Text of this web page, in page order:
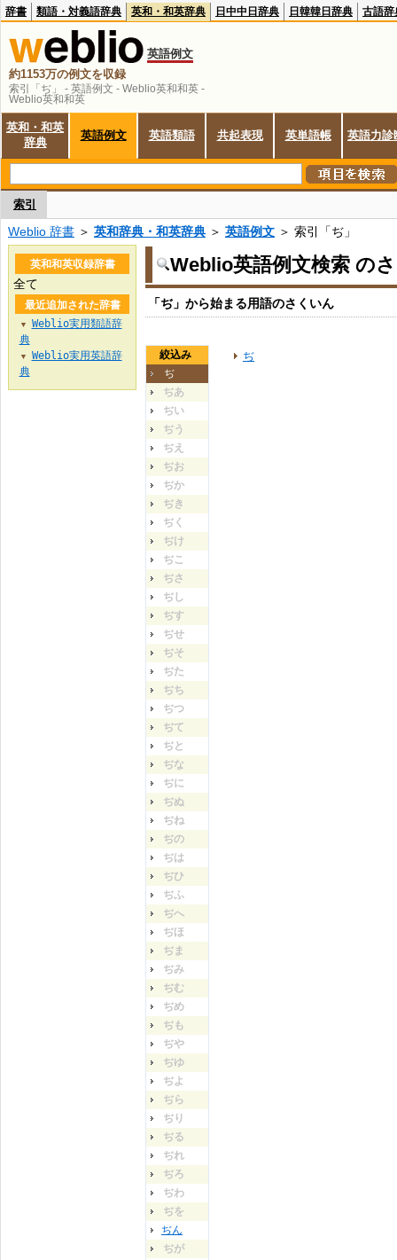
索引「ぢ」 - 英語例文 - Weblio英和和英 -
Weblio英和和英
辞書 類語・対義語辞典 英和・和英辞典 日中中日辞典 日韓韓日辞典 古語辞
英語例文
約1153万の例文を収録
英和・和英
辞典
英語例文 英語類語 共起表現 英単語帳 英語力診
索引
Weblio 辞書 ＞ 英和辞典・和英辞典 ＞ 英語例文 ＞ 索引「ぢ」
Weblio英語例文検索 の
「ぢ」から始まる用語のさくいん
絞込み
ぢ
ぢあ
ぢい
ぢう
ぢえ
ぢお
ぢか
ぢき
ぢく
ぢけ
ぢこ
ぢさ
ぢし
ぢす
ぢせ
ぢそ
ぢた
ぢち
ぢつ
ぢて
ぢと
ぢな
ぢに
ぢぬ
ぢね
ぢの
ぢは
ぢひ
ぢふ
ぢへ
ぢほ
ぢま
ぢみ
ぢむ
ぢめ
ぢも
ぢや
ぢゆ
ぢよ
ぢら
ぢり
ぢる
ぢれ
ぢろ
ぢわ
ぢを
ぢん
ぢが
ぢ
英和和英収録辞書
全て
最近追加された辞書
▼
Weblio実用類語辞
典
▼
Weblio実用英語辞
典